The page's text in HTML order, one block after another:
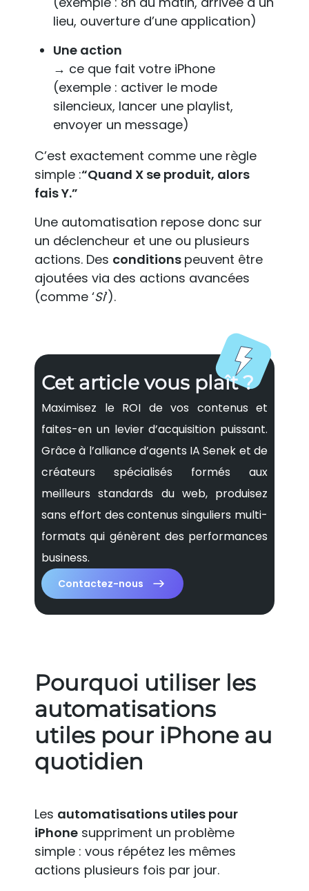
lieu, ouverture d’une application)
Une action
→ ce que fait votre iPhone
(exemple : activer le mode
silencieux, lancer une playlist,
envoyer un message)
C’est exactement comme une règle
simple :“Quand X se produit, alors
fais Y.”
Une automatisation repose donc sur
un déclencheur et une ou plusieurs
actions. Des conditions peuvent être
ajoutées via des actions avancées
(comme ‘Si‘).
Cet article vous plaît ?
Maximisez le ROI de vos contenus et
faites-en un levier d’acquisition puissant.
Grâce à l’alliance d’agents IA Senek et de
créateurs spécialisés formés aux
meilleurs standards du web, produisez
sans effort des contenus singuliers multi-
formats qui génèrent des performances
business.
Contactez-nous
Pourquoi utiliser les
automatisations
utiles pour iPhone au
quotidien
Les automatisations utiles pour
iPhone suppriment un problème
simple : vous répétez les mêmes
actions plusieurs fois par jour.